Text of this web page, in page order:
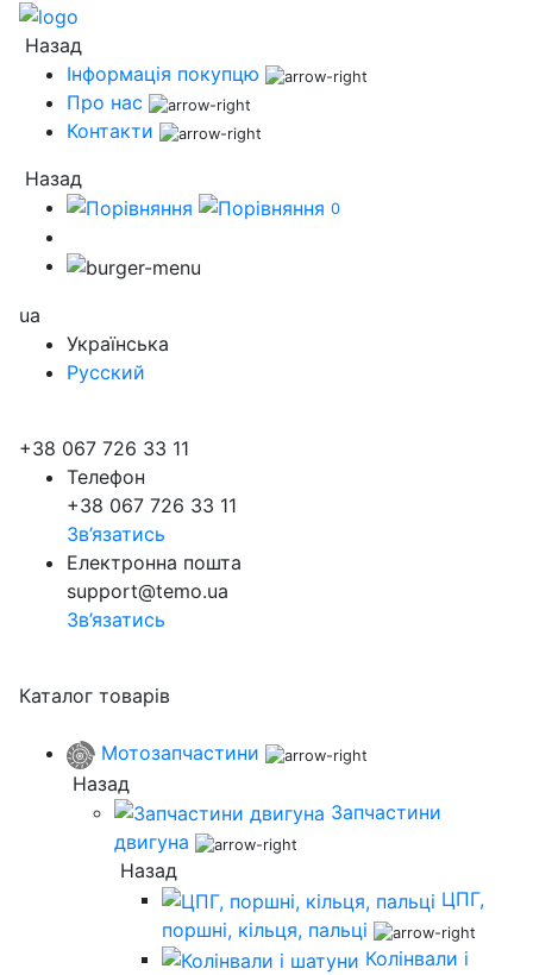
Назад
Інформація покупцю
Про нас
Контакти
Назад
0
ua
Українська
Русский
+38 067 726 33 11
Телефон
+38 067 726 33 11
Зв’язатись
Електронна пошта
support@temo.ua
Зв’язатись
Каталог товарів
Мотозапчастини
Назад
Запчастини
двигуна
Назад
ЦПГ,
поршні, кільця, пальці
Колінвали і